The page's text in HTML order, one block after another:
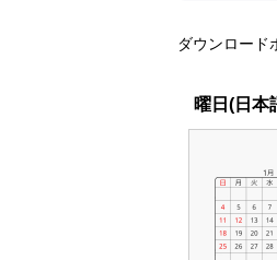
ダウンロード
曜日(日本